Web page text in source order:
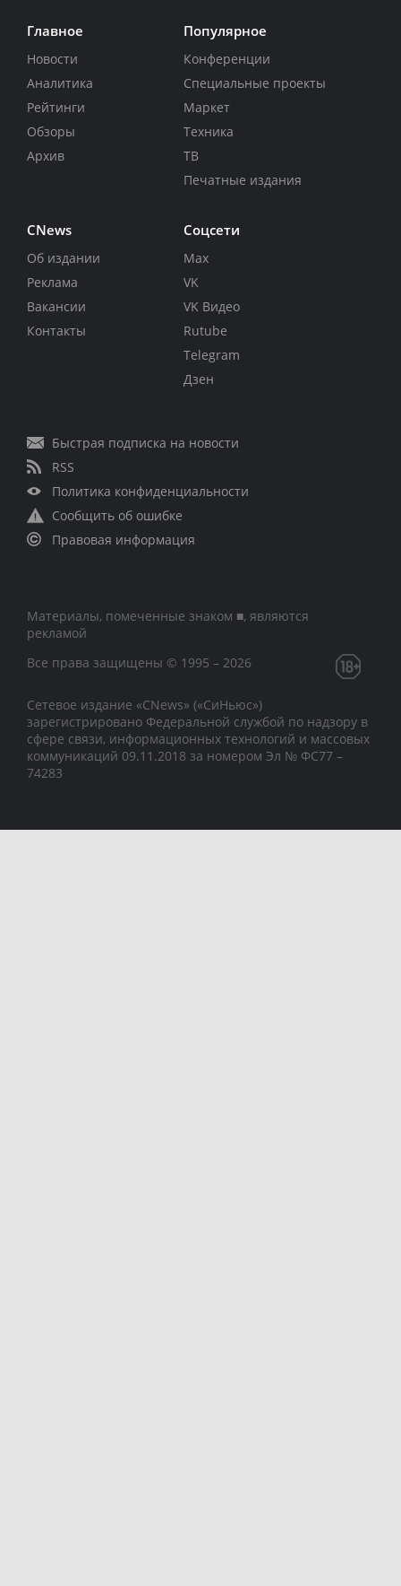
Главное
Новости
Аналитика
Рейтинги
Обзоры
Архив
Популярное
Конференции
Специальные проекты
Маркет
Техника
ТВ
Печатные издания
CNews
Об издании
Реклама
Вакансии
Контакты
Соцсети
Max
VK
VK Видео
Rutube
Telegram
Дзен
Быстрая подписка на новости
RSS
Политика конфиденциальности
Сообщить об ошибке
Правовая информация
Материалы, помеченные знаком ■, являются
рекламой
Все права защищены © 1995 – 2026
Сетевое издание «CNews» («СиНьюс»)
зарегистрировано Федеральной службой по надзору в
сфере связи, информационных технологий и массовых
коммуникаций 09.11.2018 за номером Эл № ФС77 –
74283